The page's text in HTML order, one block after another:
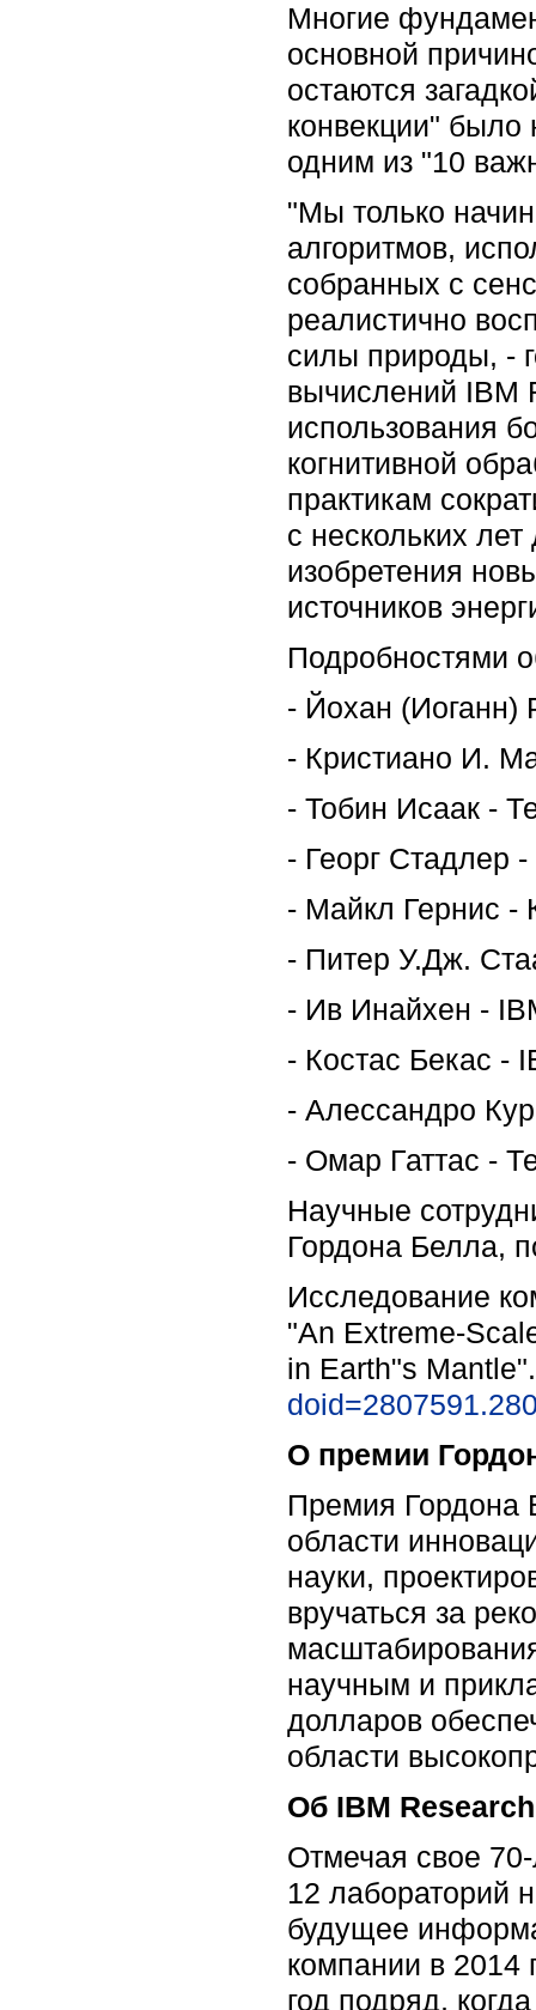
Многие
основной
остаются
конвекции"
одним из "10
"Мы только
алгоритмов,
собранных с
реалистично
силы природы, -
вычислений
использования
когнитивной
практикам
с нескольких
изобретения
источников
Подробностями
- Йохан (Иоганн)
- Кристиано И.
- Тобин Исаак -
- Георг Стадлер
- Майкл Гернис -
- Питер У.Дж.
- Ив Инайхен -
- Костас Бекас -
- Алессандро
- Омар Гаттас -
Научные
Гордона Белла,
Исследование
"An Extreme-
in Earth"s
О премии
Премия Гордона
области
науки,
вручаться за
научным и
долларов
области
Об IBM Research
Отмечая свое
12 лабораторий
будущее
компании в 2014
год подряд,